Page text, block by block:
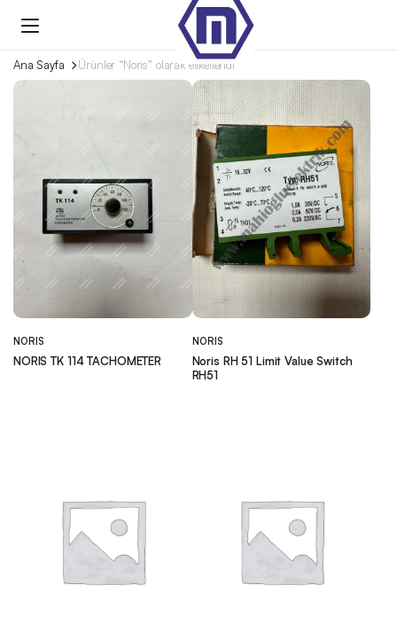
Ana Sayfa Ürünler “Noris” olarak etiketlendi
NORIS
NORIS TK 114 TACHOMETER
NORIS
Noris RH 51 Limit Value Switch
RH51